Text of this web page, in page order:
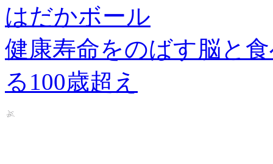
はだかボール
健康寿命をのばす脳と
る100歳超え